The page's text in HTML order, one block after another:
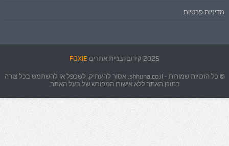
מדיניות פרטיות
2025 קידום ובניית אתרים FOXIE
© כל הזכויות שמורות - shhuna.co.il. אסור להעתיק, לשכפל או להשתמש בכל צורה
בתוכן האתר ללא אישורו המפורש של בעל האתר.